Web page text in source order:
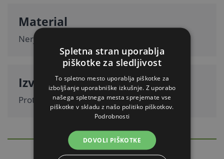
Material
Nerjaveče jeklo.
Izvedba
Protizdrsna.
PODROBEN OPIS
Skrij
Spletna stran uporablja
piškotke za sledljivost
To spletno mesto uporablja piškotke za
izboljšanje uporabniške izkušnje. Z uporabo
našega spletnega mesta sprejemate vse
piškotke v skladu z našo politiko piškotkov.
Podrobnosti
DOVOLI PIŠKOTKE